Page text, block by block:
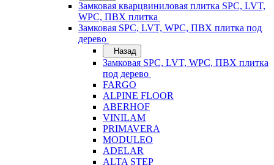
Замковая кварцвиниловая плитка SPC, LVT,
WPC, ПВХ плитка
Замковая SPC, LVT, WPC, ПВХ плитка под
дерево
Назад
Замковая SPC, LVT, WPC, ПВХ плитка
под дерево
FARGO
ALPINE FLOOR
ABERHOF
VINILAM
PRIMAVERA
MODULEO
ADELAR
ALTA STEP